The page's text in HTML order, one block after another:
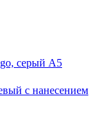
серый А5